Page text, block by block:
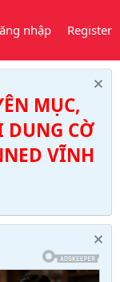
nhập Register
MỤC,
DUNG CỜ
VĨNH